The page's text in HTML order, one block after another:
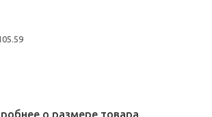
о размере товара